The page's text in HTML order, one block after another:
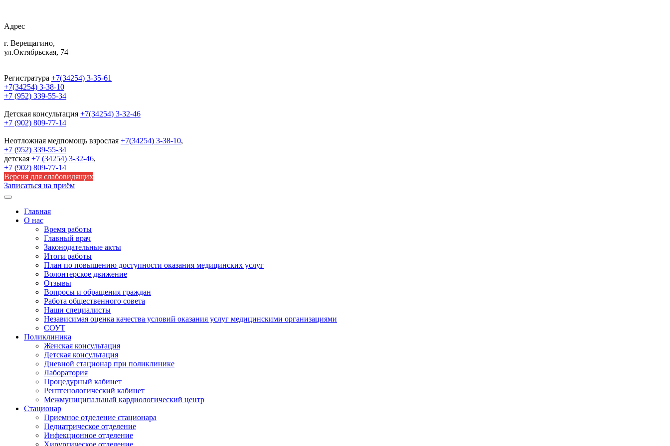
Адрес
г. Верещагино,
ул.Октябрьская, 74
Регистратура +7(34254) 3-35-61
+7(34254) 3-38-10
+7 (952) 339-55-34
Детская консультация +7(34254) 3-32-46
+7 (902) 809-77-14
Неотложная медпомощь взрослая +7(34254) 3-38-10,
+7 (952) 339-55-34
детская +7 (34254) 3-32-46,
+7 (902) 809-77-14
Версия для слабовидящих
Записаться на приём
Главная
О нас
Время работы
Главный врач
Законодательные акты
Итоги работы
План по повышению доступности оказания медицинских услуг
Волонтерское движение
Отзывы
Вопросы и обращения граждан
Работа общественного совета
Наши специалисты
Независимая оценка качества условий оказания услуг медицинскими организациями
СОУТ
Поликлиника
Женская консультация
Детская консультация
Дневной стационар при поликлинике
Лаборатория
Процедурный кабинет
Рентгенологический кабинет
Межмуниципальный кардиологический центр
Стационар
Приемное отделение стационара
Педиатрическое отделение
Инфекционное отделение
Хирургическое отделение